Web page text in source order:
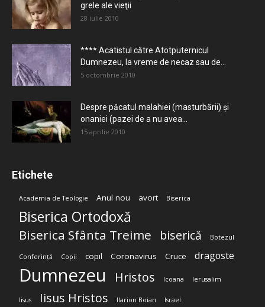
grele ale vieţii
28 iulie 2010
**** Acatistul către Atotputernicul
Dumnezeu, la vreme de necaz sau de...
5 octombrie 2010
Despre păcatul malahiei (masturbării) şi
onaniei (pazei de a nu avea...
15 aprilie 2010
Etichete
Academia de Teologie Anul nou avort Biserica
Biserica Ortodoxă
Biserica Sfânta Treime biserică Botezul
Conferință Copii copil Coronavirus Cruce dragoste
Dumnezeu Hristos Icoana Ierusalim
Iisus Iisus Hristos Ilarion Boian Israel